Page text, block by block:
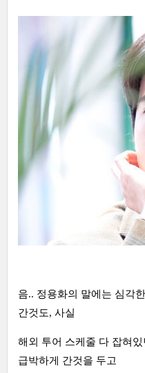
음.. 정용화의 말에는 심각
간것도, 사실
해외 투어 스케줄 다 잡혀
급박하게 간것을 두고